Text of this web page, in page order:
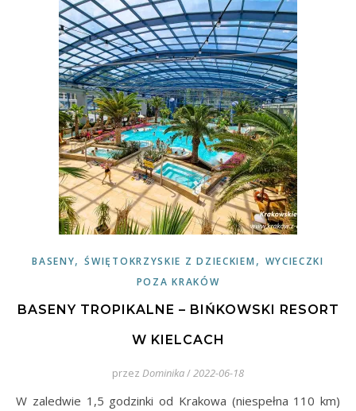
BASENY,ŚWIĘTOKRZYSKIE Z DZIECKIEM , WYCIECZKI
POZA KRAKÓW
BASENY TROPIKALNE – BIŃKOWSKI RESORT
W KIELCACH
przez Dominika/2022-06-18
W zaledwie 1,5 godzinki od Krakowa (niespełna 110 km)